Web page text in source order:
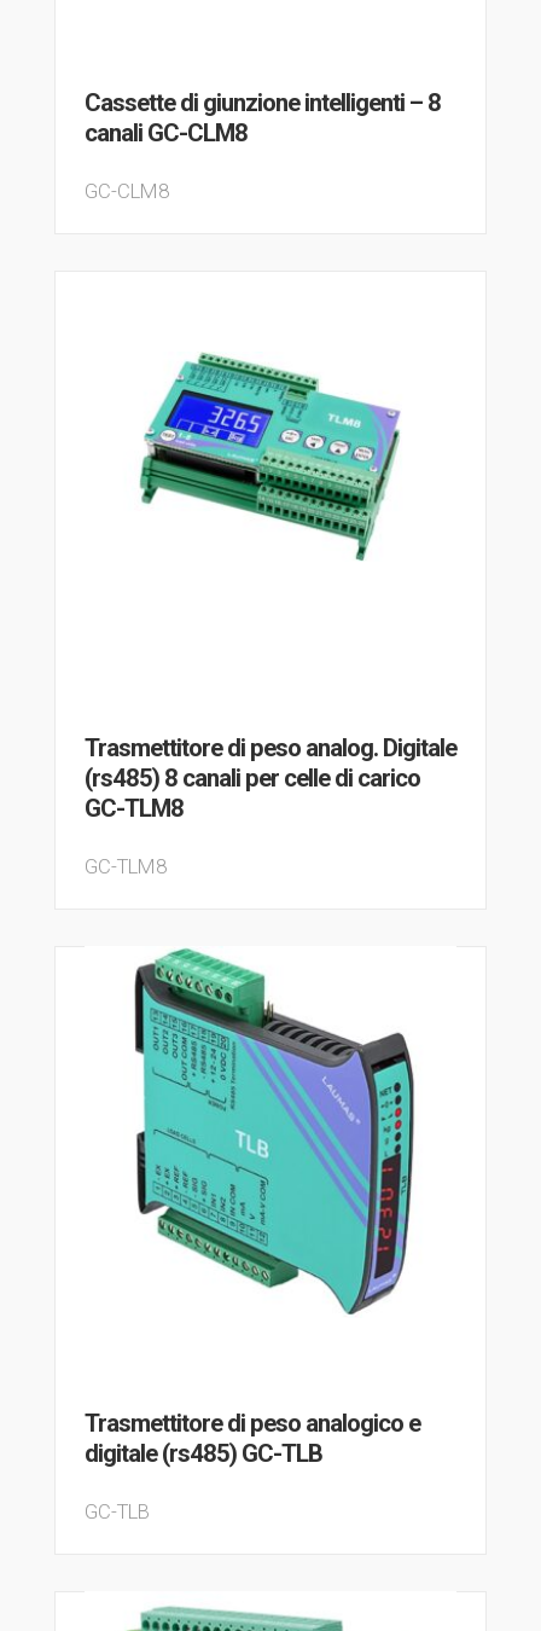
Cassette di giunzione intelligenti – 8
canali GC-CLM8
GC-CLM8
Trasmettitore di peso analog. Digitale
(rs485) 8 canali per celle di carico
GC-TLM8
GC-TLM8
Trasmettitore di peso analogico e
digitale (rs485) GC-TLB
GC-TLB